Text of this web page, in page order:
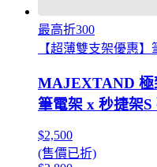
最高折300
【超薄雙支架優惠
MAJEXTAND 極
筆電架 x 秒捷架
$2,500
(售價已折)